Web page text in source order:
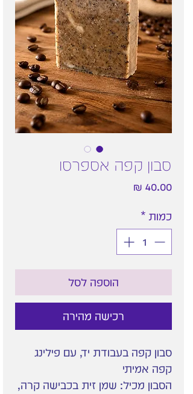
סבון קפה אספרסו
כמות *
הוספה לסל
רכישה מהירה
סבון קפה בעבודת יד, עם פילינג
קפה אמיתי
הסבון מכיל: שמן זית בכבישה קרה,